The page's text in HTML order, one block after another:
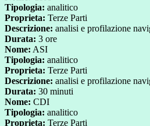
Tipologia: analitico
Proprieta: Terze Parti
Descrizione: analisi e profilazione
Durata: 3 ore
Nome: ASI
Tipologia: analitico
Proprieta: Terze Parti
Descrizione: analisi e profilazione
Durata: 30 minuti
Nome: CDI
Tipologia: analitico
Proprieta: Terze Parti